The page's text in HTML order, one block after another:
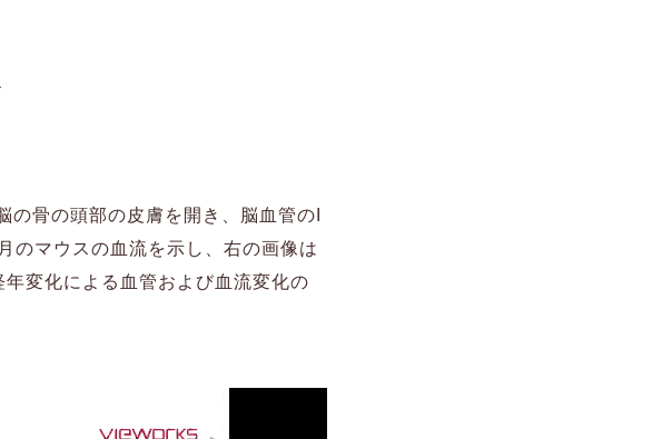
骨の頭部の皮膚を開き、脳血管のI
のマウスの血流を示し、右の画像は
変化による血管および血流変化の